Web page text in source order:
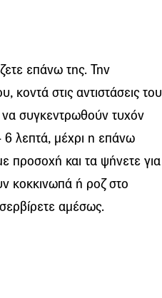
επάνω της. Την
στις αντιστάσεις του
να συγκεντρωθούν τυχόν
6 λεπτά, μέχρι η επάνω
προσοχή και τα ψήνετε για
κοκκινωπά ή ροζ στο
αμέσως.